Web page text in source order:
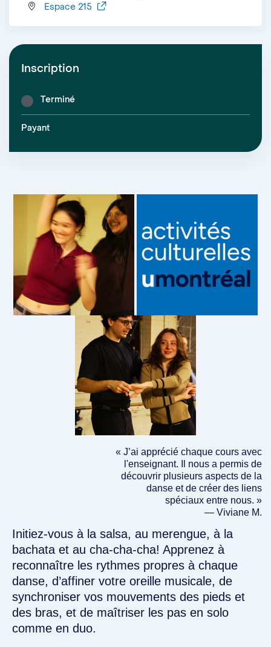
Espace 215
Inscription
Terminé
Payant
« J’ai apprécié chaque cours avec
l'enseignant. Il nous a permis de
découvrir plusieurs aspects de la
danse et de créer des liens
spéciaux entre nous. »
— Viviane M.
Initiez-vous à la salsa, au merengue, à la
bachata et au cha-cha-cha! Apprenez à
reconnaître les rythmes propres à chaque
danse, d’affiner votre oreille musicale, de
synchroniser vos mouvements des pieds et
des bras, et de maîtriser les pas en solo
comme en duo.